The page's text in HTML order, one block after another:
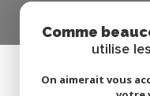
Comme
utilise
On aimerait vous